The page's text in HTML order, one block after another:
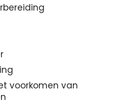
voorkomen van